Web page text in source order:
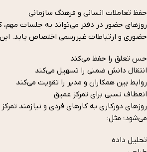
حفظ تعاملات انسانی و فرهنگ سازمانی
روزهای حضور در دفتر می‌تواند به جلسات مهم،
حضوری و ارتباطات غیررسمی اختصاص یابد. این
حس تعلق را حفظ می‌کند
انتقال دانش ضمنی را تسهیل می‌کند
روابط بین همکاران و مدیر را تقویت می‌کند
انعطاف نسبی برای تمرکز عمیق
روزهای دورکاری به کارهای فردی و نیازمند
می‌شود؛ مثل:
تحلیل داده